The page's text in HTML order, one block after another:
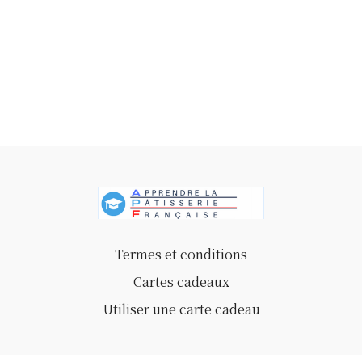
Termes et conditions
Cartes cadeaux
Utiliser une carte cadeau